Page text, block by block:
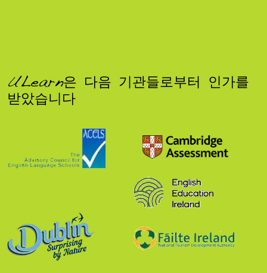
ULearn은 다음 기관들로부터 인가를
받았습니다